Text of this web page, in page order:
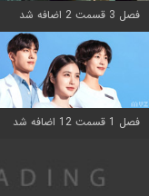
فصل 3 قسمت 2 اضافه شد
فصل 1 قسمت 12 اضافه شد